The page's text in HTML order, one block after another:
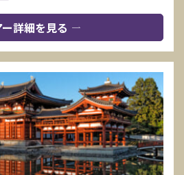
詳細を見る